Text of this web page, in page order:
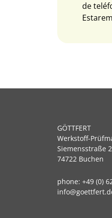
de
GÖTTFERT
Werkstoff-
Siemensstraße 2
74722 Buchen
phone: +49 (0)